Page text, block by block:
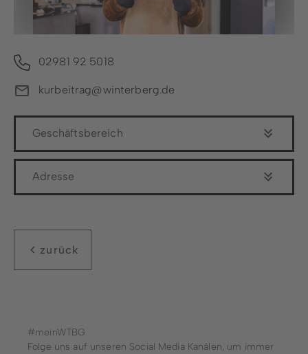
02981 92 5018
kurbeitrag@winterberg.de
Geschäftsbereich
Adresse
zurück
#meinWTBG
Folge uns auf unseren Social Media Kanälen, um immer